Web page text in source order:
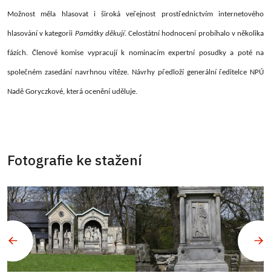
Možnost měla hlasovat i široká veřejnost prostřednictvím internetového
hlasování v kategorii Památky děkují. Celostátní hodnocení probíhalo v několika
fázích. Členové komise vypracují k nominacím expertní posudky a poté na
společném zasedání navrhnou vítěze. Návrhy předloží generální ředitelce NPÚ
Nadě Goryczkové, která ocenění uděluje.
Fotografie ke stažení